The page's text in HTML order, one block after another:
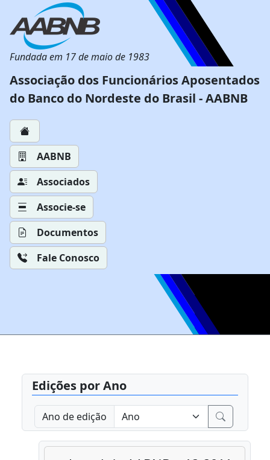
Fundada em 17 de maio de 1983
Associação dos Funcionários Aposentados
do Banco do Nordeste do Brasil - AABNB
AABNB
Associados
Associe-se
Documentos
Fale Conosco
Edições por Ano
Ano de edição